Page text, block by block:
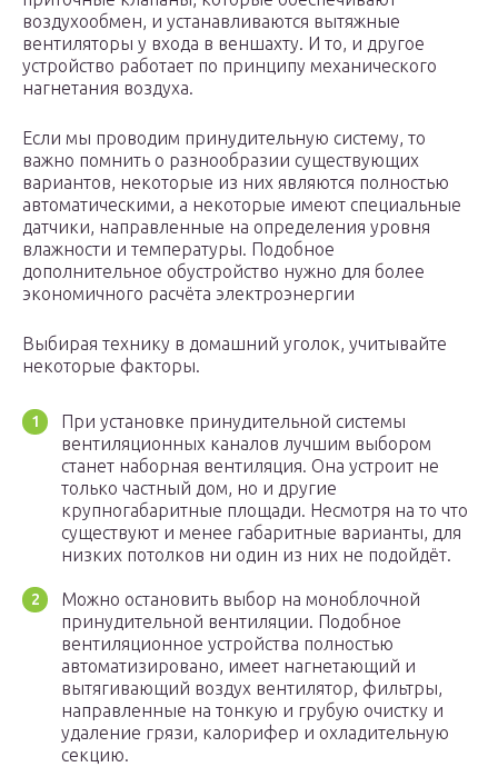
воздухообмен, и устанавливаются вытяжные
вентиляторы у входа в веншахту. И то, и другое
устройство работает по принципу механического
нагнетания воздуха.
Если мы проводим принудительную систему, то
важно помнить о разнообразии существующих
вариантов, некоторые из них являются полностью
автоматическими, а некоторые имеют специальные
датчики, направленные на определения уровня
влажности и температуры. Подобное
дополнительное обустройство нужно для более
экономичного расчёта электроэнергии
Выбирая технику в домашний уголок, учитывайте
некоторые факторы.
При установке принудительной системы
вентиляционных каналов лучшим выбором
станет наборная вентиляция. Она устроит не
только частный дом, но и другие
крупногабаритные площади. Несмотря на то что
существуют и менее габаритные варианты, для
низких потолков ни один из них не подойдёт.
Можно остановить выбор на моноблочной
принудительной вентиляции. Подобное
вентиляционное устройства полностью
автоматизировано, имеет нагнетающий и
вытягивающий воздух вентилятор, фильтры,
направленные на тонкую и грубую очистку и
удаление грязи, калорифер и охладительную
секцию.